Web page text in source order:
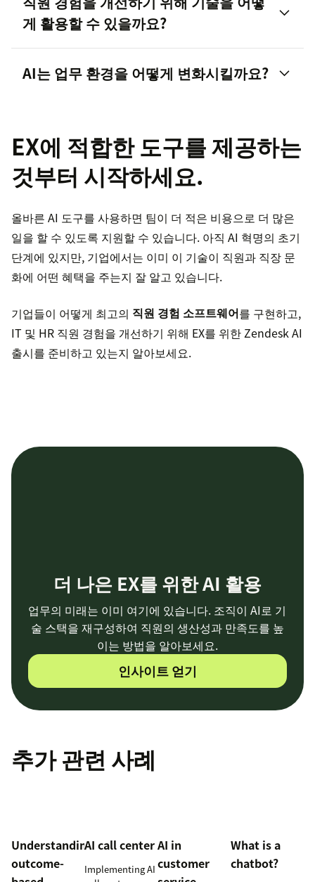
게 활용할 수 있을까요?
AI는 업무 환경을 어떻게 변화시킬까요?
EX에 적합한 도구를 제공하는
것부터 시작하세요.
올바른 AI 도구를 사용하면 팀이 더 적은 비용으로 더 많은
일을 할 수 있도록 지원할 수 있습니다. 아직 AI 혁명의 초기
단계에 있지만, 기업에서는 이미 이 기술이 직원과 직장 문
화에 어떤 혜택을 주는지 잘 알고 있습니다.
기업들이 어떻게 최고의 직원 경험 소프트웨어를 구현하고,
IT 및 HR 직원 경험을 개선하기 위해 EX를 위한 Zendesk AI
출시를 준비하고 있는지 알아보세요.
더 나은 EX를 위한 AI 활용
업무의 미래는 이미 여기에 있습니다. 조직이 AI로 기
술 스택을 재구성하여 직원의 생산성과 만족도를 높
이는 방법을 알아보세요.
인사이트 얻기
추가 관련 사례
Understanding
outcome-
AI call center
Implementing AI
AI in
customer
What is a
chatbot?